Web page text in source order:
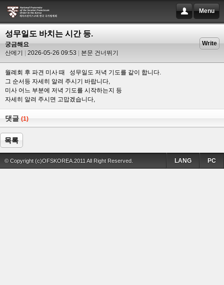
Menu
성무일도 바치는 시간 등.
궁금해요
산메기
2026-05-26 09:53 본문 건너뛰기
Write
월례회 후 파견 미사 때 성무일도 저녁 기도를 같이 합니다.
그 순서등 자세히 알려 주시기 바랍니다,
미사 어느 부분에 저녁 기도를 시작하는지 등
자세히 알려 주시면 고맙겠습니다,
댓글 (1)
목록
© Copyright (c)OFSKOREA.2011 All Right Reserved. PC
LANG